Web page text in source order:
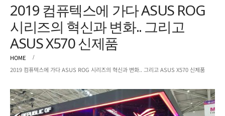
2019 컴퓨텍스에 가다 ASUS ROG
시리즈의 혁신과 변화.. 그리고
ASUS X570 신제품
HOME
2019 컴퓨텍스에 가다 ASUS ROG 시리즈의 혁신과 변화.. 그리고 ASUS X570 신제품